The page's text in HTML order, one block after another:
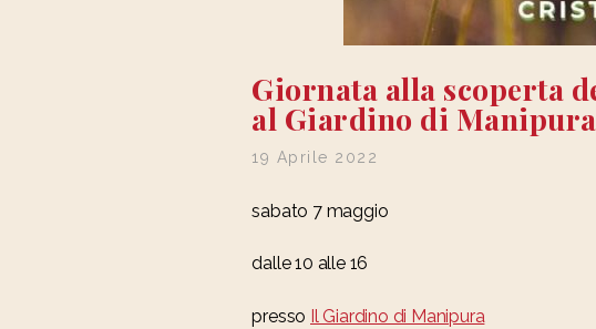
Giornata alla scoperta
al Giardino di Manipura
19 Aprile 2022
sabato 7 maggio
dalle 10 alle 16
presso Il Giardino di Manipura